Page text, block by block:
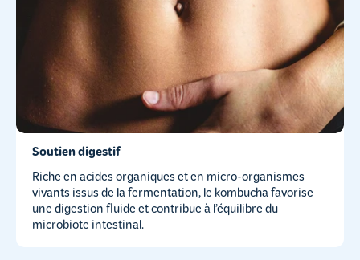
Soutien digestif
Riche en acides organiques et en micro-organismes
vivants issus de la fermentation, le kombucha favorise
une digestion fluide et contribue à l’équilibre du
microbiote intestinal.